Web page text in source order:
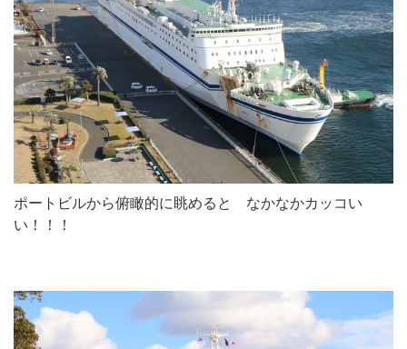
ポートビルから俯瞰的に眺めると なかなかカッコい
い！！！